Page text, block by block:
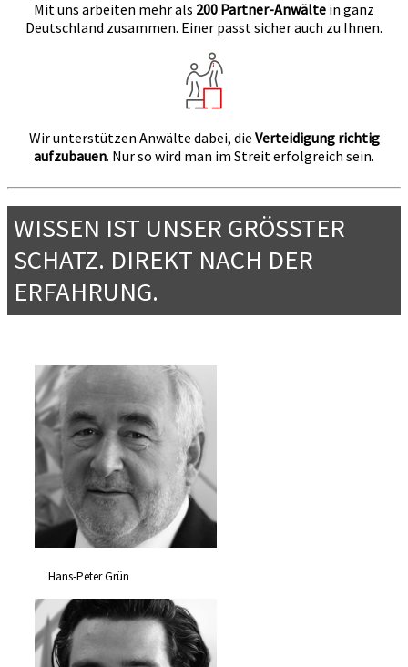
Mit uns arbeiten mehr als 200 Partner-Anwälte in ganz
Deutschland zusammen. Einer passt sicher auch zu Ihnen.
Wir unterstützen Anwälte dabei, die Verteidigung richtig
aufzubauen. Nur so wird man im Streit erfolgreich sein.
WISSEN IST UNSER GRÖSSTER
SCHATZ. DIREKT NACH DER
ERFAHRUNG.
Hans-Peter Grün